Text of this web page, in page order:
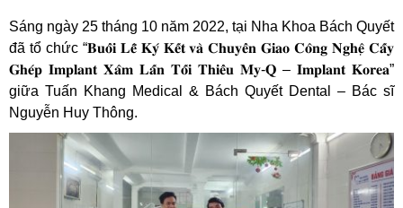
Sáng ngày 25 tháng 10 năm 2022, tại Nha Khoa Bách Quyết
đã tổ chức “𝐁𝐮𝐨̂̉𝐢 𝐋𝐞̂̃ 𝐊𝐲́ 𝐊𝐞̂́𝐭 𝐯𝐚̀ 𝐂𝐡𝐮𝐲𝐞̂̉𝐧 𝐆𝐢𝐚𝐨 𝐂𝐨̂𝐧𝐠 𝐍𝐠𝐡𝐞̣̂ 𝐂𝐚̂́𝐲
𝐆𝐡𝐞́𝐩 𝐈𝐦𝐩𝐥𝐚𝐧𝐭 𝐗𝐚̂𝐦 𝐋𝐚̂́𝐧 𝐓𝐨̂́𝐢 𝐓𝐡𝐢𝐞̂̉𝐮 𝐌𝐲-𝐐 – 𝐈𝐦𝐩𝐥𝐚𝐧𝐭 𝐊𝐨𝐫𝐞𝐚”
giữa Tuấn Khang Medical & Bách Quyết Dental – Bác sĩ
Nguyễn Huy Thông.